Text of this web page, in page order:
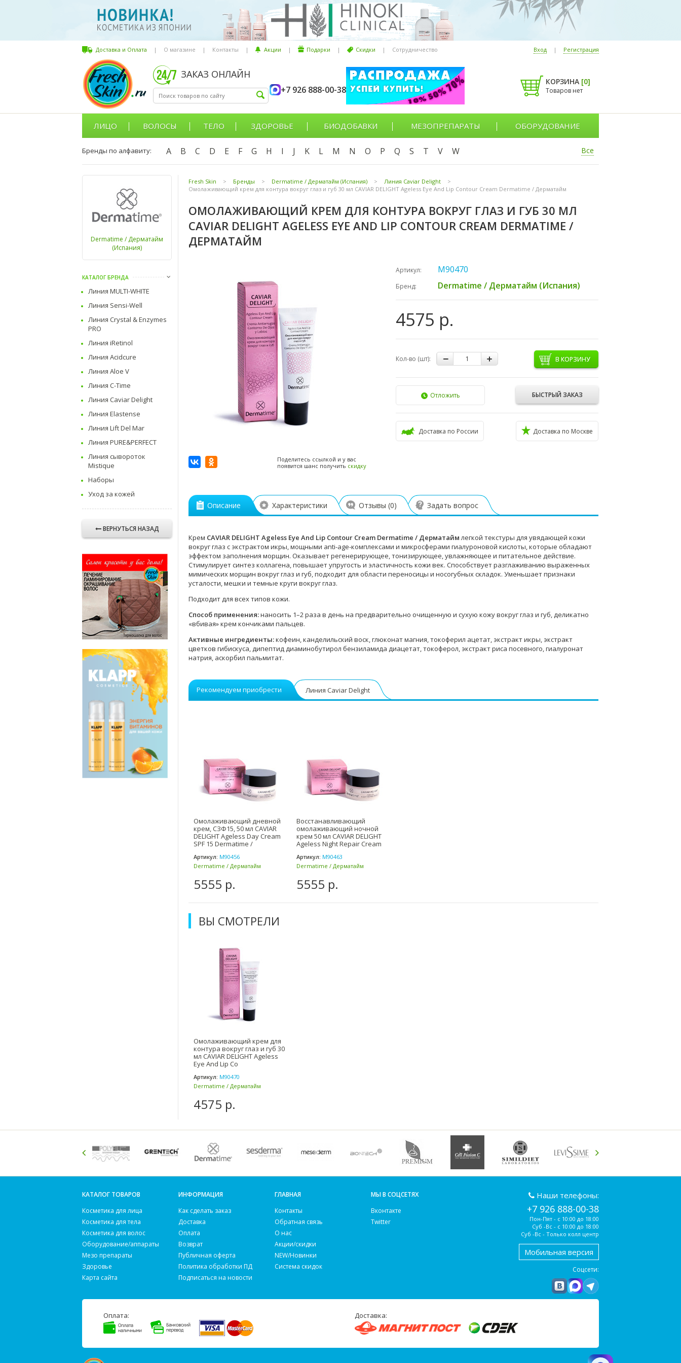
Доставка и Оплата | О магазине | Контакты | Акции | Подарки | Скидки | Сотрудничество Вход | Регистрация
ЗАКАЗ ОНЛАЙН
+7 926 888-00-38
КОРЗИНА [0]
Товаров нет
ЛИЦО ВОЛОСЫ ТЕЛО ЗДОРОВЬЕ БИОДОБАВКИ МЕЗОПРЕПАРАТЫ ОБОРУДОВАНИЕ
Бренды по алфавиту: A B C D E F G H I J K L M N O P Q S T V W Все
Dermatime / Дерматайм
(Испания)
КАТАЛОГ БРЕНДА
Линия MULTI-WHITE
Линия Sensi-Well
Линия Crystal & Enzymes
PRO
Линия iRetinol
Линия Acidcure
Линия Aloe V
Линия C-Time
Линия Caviar Delight
Линия Elastense
Линия Lift Del Mar
Линия PURE&PERFECT
Линия сывороток
Mistique
Наборы
Уход за кожей
ВЕРНУТЬСЯ НАЗАД
Fresh Skin > Бренды > Dermatime / Дерматайм (Испания) > Линия Caviar Delight
>
Омолаживающий крем для контура вокруг глаз и губ 30 мл CAVIAR DELIGHT Ageless Eye And Lip Contour Cream Dermatime / Дерматайм
ОМОЛАЖИВАЮЩИЙ КРЕМ ДЛЯ КОНТУРА ВОКРУГ ГЛАЗ И ГУБ 30 МЛ
CAVIAR DELIGHT AGELESS EYE AND LIP CONTOUR CREAM DERMATIME /
ДЕРМАТАЙМ
Поделитесь ссылкой и у вас
появится шанс получить скидку
Артикул: М90470
Бренд: Dermatime / Дерматайм (Испания)
4575 р.
Кол-во (шт): В КОРЗИНУ
БЫСТРЫЙ ЗАКАЗ
Отложить
Доставка по России Доставка по Москве
Описание Характеристики Отзывы (0) Задать вопрос
Крем CAVIAR DELIGHT Ageless Eye And Lip Contour Cream Dermatime / Дерматаймлегкой текстуры для увядающей кожи
вокруг глаз с экстрактом икры, мощными anti-age-комплексами и микросферами гиалуроновой кислоты, которые обладают
эффектом заполнения морщин. Оказывает регенерирующее, тонизирующее, увлажняющее и питательное действие.
Стимулирует синтез коллагена, повышает упругость и эластичность кожи век. Способствует разглаживанию выраженных
мимических морщин вокруг глаз и губ, подходит для области переносицы и носогубных складок. Уменьшает признаки
усталости, мешки и темные круги вокруг глаз.
Подходит для всех типов кожи.
Способ применения:наносить 1–2 раза в день на предварительно очищенную и сухую кожу вокруг глаз и губ, деликатно
«вбивая» крем кончиками пальцев.
Активные ингредиенты:кофеин, канделильский воск, глюконат магния, токоферил ацетат, экстракт икры, экстракт
цветков гибискуса, дипептид диаминобутирол бензиламида диацетат, токоферол, экстракт риса посевного, гиалуронат
натрия, аскорбил пальмитат.
Рекомендуем приобрести Линия Caviar Delight
Омолаживающий дневной
крем, СЗФ15, 50 мл CAVIAR
DELIGHT Ageless Day Cream
SPF 15 Dermatime /
Артикул: М90456
Dermatime / Дерматайм
5555 р.
Восстанавливающий
омолаживающий ночной
крем 50 мл CAVIAR DELIGHT
Ageless Night Repair Cream
Артикул: М90463
Dermatime / Дерматайм
5555 р.
ВЫ СМОТРЕЛИ
Омолаживающий крем для
контура вокруг глаз и губ 30
мл CAVIAR DELIGHT Ageless
Eye And Lip Co
Артикул: М90470
Dermatime / Дерматайм
4575 р.
КАТАЛОГ ТОВАРОВ
Косметика для лица
Косметика для тела
Косметика для волос
Оборудование/аппараты
Мезо препараты
Здоровье
Карта сайта
ИНФОРМАЦИЯ
Как сделать заказ
Доставка
Оплата
Возврат
Публичная оферта
Политика обработки ПД
Подписаться на новости
ГЛАВНАЯ
Контакты
Обратная связь
О нас
Акции/скидки
NEW/Новинки
Система скидок
МЫ В СОЦСЕТЯХ
Вконтакте
Twitter
Наши телефоны:
+7 926 888-00-38
Пон-Пят - с 10:00 до 18:00
Суб -Вс - с 10:00 до 18:00
Суб -Вс - Только колл центр
Мобильная версия
Соцсети:
Оплата: Доставка: